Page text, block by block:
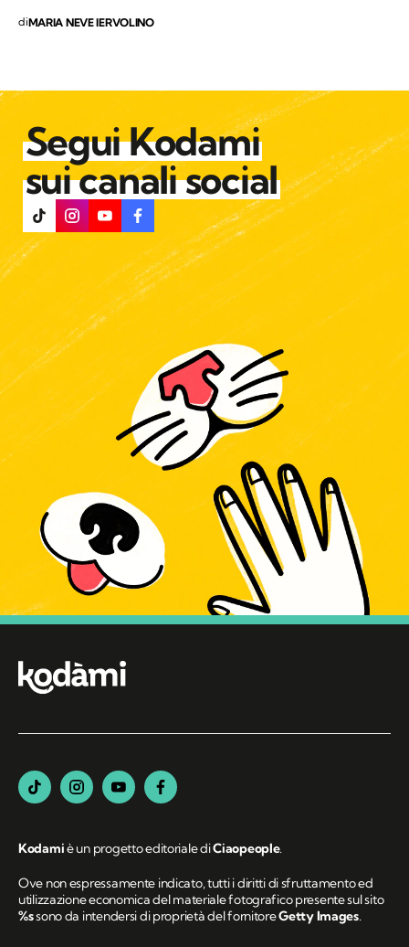
diMARIA NEVE IERVOLINO
Segui Kodami
sui canali social
Kodamiè un progetto editoriale diCiaopeople.
Ove non espressamente indicato, tutti i diritti di sfruttamento ed
utilizzazione economica del materiale fotografico presente sul sito
%ssono da intendersi di proprietà del fornitoreGetty Images.